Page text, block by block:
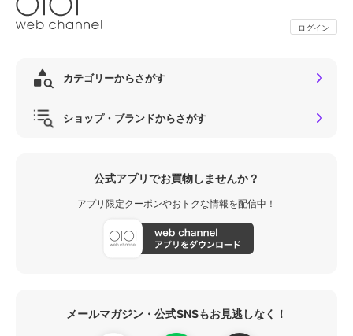
ログイン
カテゴリーからさがす
ショップ・ブランドからさがす
公式アプリでお買物しませんか？
アプリ限定クーポンやおトクな情報を配信中！
メールマガジン・公式SNSもお見逃しなく！